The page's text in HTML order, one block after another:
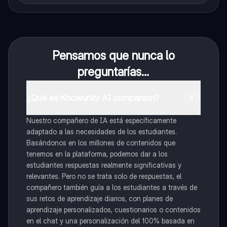
Pensamos que nunca lo
preguntarías...
Nuestro compañero de IA está específicamente
adaptado a las necesidades de los estudiantes.
Basándonos en los millones de contenidos que
tenemos en la plataforma, podemos dar a los
estudiantes respuestas realmente significativas y
relevantes. Pero no se trata solo de respuestas, el
compañero también guía a los estudiantes a través de
sus retos de aprendizaje diarios, con planes de
aprendizaje personalizados, cuestionarios o contenidos
en el chat y una personalización del 100% basada en